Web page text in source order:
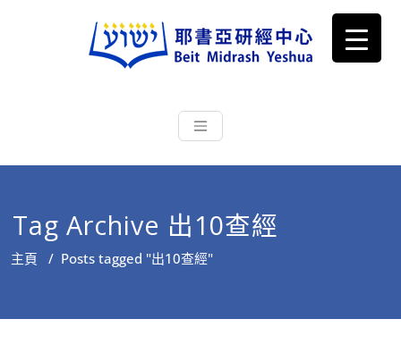
耶書亞研經中心
根源明白聖經，成為更好的門徒
Tag Archive 出10查經
主頁 / Posts tagged "出10查經"